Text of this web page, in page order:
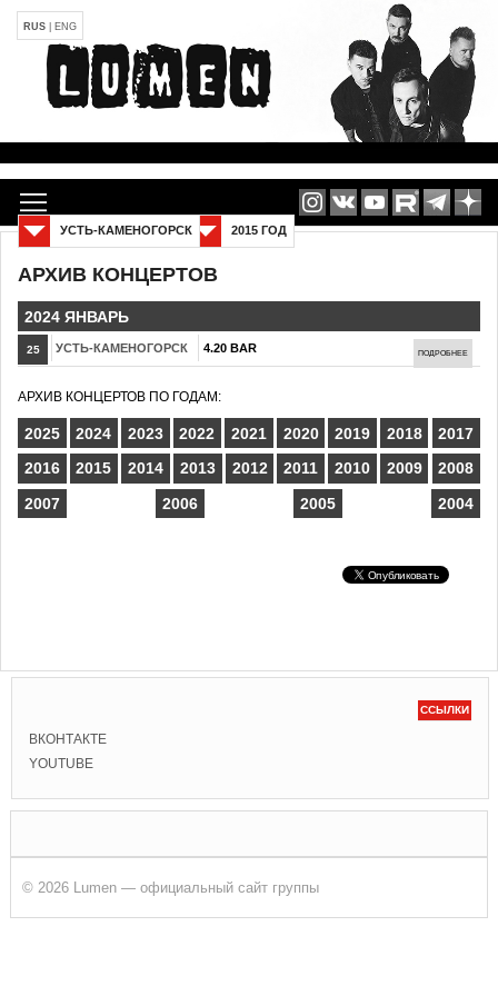
RUS ENG
АРХИВ КОНЦЕРТОВ
2015 ГОД
УСТЬ-КАМЕНОГОРСК
2024 ЯНВАРЬ
25 УСТЬ-КАМЕНОГОРСК 4.20 BAR ПОДРОБНЕЕ
АРХИВ КОНЦЕРТОВ ПО ГОДАМ:
2025 2024 2023 2022 2021 2020 2019 2018
2017
2016
2015 2014 2013 2012 2011 2010 2009
2008
2007
2006 2005 2004
ССЫЛКИ
ВКОНТАКТЕ
YOUTUBE
© 2026 Lumen — официальный сайт группы